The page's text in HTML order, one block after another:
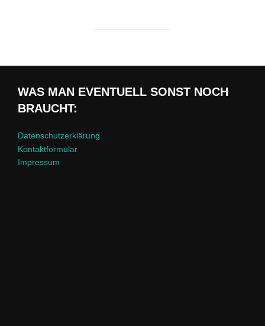
WAS MAN EVENTUELL SONST NOCH
BRAUCHT:
Datenschutzerklärung
Kontaktformular
Impressum